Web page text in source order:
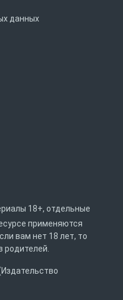
данных
18+, отдельные
применяются
вам нет 18 лет, то